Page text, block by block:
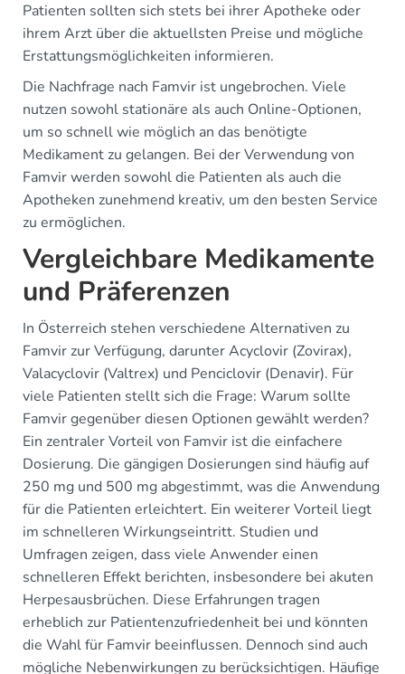
Patienten sollten sich stets bei ihrer Apotheke oder
ihrem Arzt über die aktuellsten Preise und mögliche
Erstattungsmöglichkeiten informieren.
Die Nachfrage nach Famvir ist ungebrochen. Viele
nutzen sowohl stationäre als auch Online-Optionen,
um so schnell wie möglich an das benötigte
Medikament zu gelangen. Bei der Verwendung von
Famvir werden sowohl die Patienten als auch die
Apotheken zunehmend kreativ, um den besten Service
zu ermöglichen.
Vergleichbare Medikamente
und Präferenzen
In Österreich stehen verschiedene Alternativen zu
Famvir zur Verfügung, darunter Acyclovir (Zovirax),
Valacyclovir (Valtrex) und Penciclovir (Denavir). Für
viele Patienten stellt sich die Frage: Warum sollte
Famvir gegenüber diesen Optionen gewählt werden?
Ein zentraler Vorteil von Famvir ist die einfachere
Dosierung. Die gängigen Dosierungen sind häufig auf
250 mg und 500 mg abgestimmt, was die Anwendung
für die Patienten erleichtert. Ein weiterer Vorteil liegt
im schnelleren Wirkungseintritt. Studien und
Umfragen zeigen, dass viele Anwender einen
schnelleren Effekt berichten, insbesondere bei akuten
Herpesausbrüchen. Diese Erfahrungen tragen
erheblich zur Patientenzufriedenheit bei und könnten
die Wahl für Famvir beeinflussen. Dennoch sind auch
mögliche Nebenwirkungen zu berücksichtigen. Häufige